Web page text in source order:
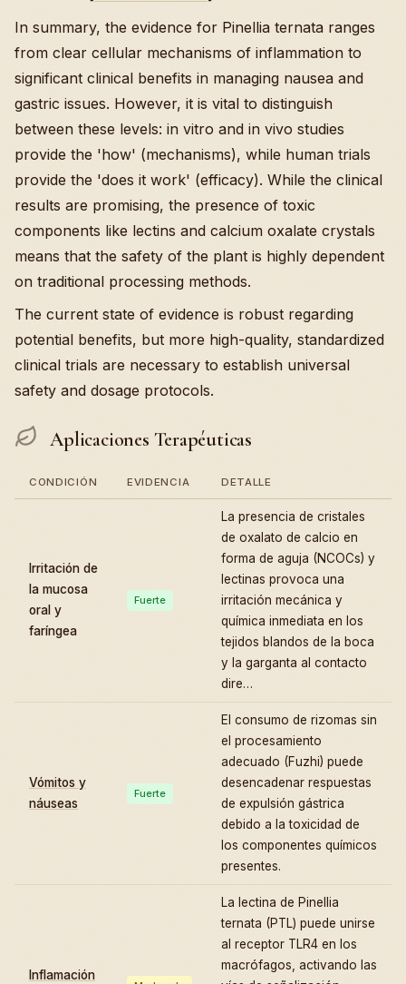
In summary, the evidence for Pinellia ternata ranges
from clear cellular mechanisms of inflammation to
significant clinical benefits in managing nausea and
gastric issues. However, it is vital to distinguish
between these levels: in vitro and in vivo studies
provide the 'how' (mechanisms), while human trials
provide the 'does it work' (efficacy). While the clinical
results are promising, the presence of toxic
components like lectins and calcium oxalate crystals
means that the safety of the plant is highly dependent
on traditional processing methods.
The current state of evidence is robust regarding
potential benefits, but more high-quality, standardized
clinical trials are necessary to establish universal
safety and dosage protocols.
Aplicaciones Terapéuticas
CONDICIÓN EVIDENCIA DETALLE
Irritación de
la mucosa
oral y
faríngea
Fuerte
La presencia de cristales
de oxalato de calcio en
forma de aguja (NCOCs) y
lectinas provoca una
irritación mecánica y
química inmediata en los
tejidos blandos de la boca
y la garganta al contacto
dire…
Vómitos y
náuseas
Fuerte
El consumo de rizomas sin
el procesamiento
adecuado (Fuzhi) puede
desencadenar respuestas
de expulsión gástrica
debido a la toxicidad de
los componentes químicos
presentes.
Inflamación
La lectina de Pinellia
ternata (PTL) puede unirse
al receptor TLR4 en los
macrófagos, activando las